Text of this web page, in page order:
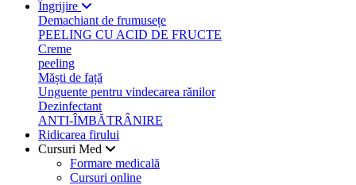
Îngrijire
Demachiant de frumusețe
PEELING CU ACID DE FRUCTE
Creme
peeling
Măști de față
Unguente pentru vindecarea rănilor
Dezinfectant
ANTI-ÎMBĂTRÂNIRE
Ridicarea firului
Cursuri Med
Formare medicală
Cursuri online